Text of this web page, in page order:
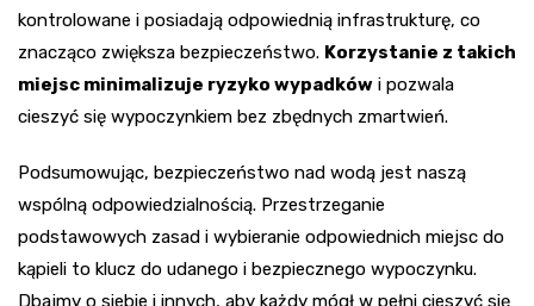
kontrolowane i posiadają odpowiednią infrastrukturę, co
znacząco zwiększa bezpieczeństwo. Korzystanie z takich
miejsc minimalizuje ryzyko wypadków i pozwala
cieszyć się wypoczynkiem bez zbędnych zmartwień.
Podsumowując, bezpieczeństwo nad wodą jest naszą
wspólną odpowiedzialnością. Przestrzeganie
podstawowych zasad i wybieranie odpowiednich miejsc do
kąpieli to klucz do udanego i bezpiecznego wypoczynku.
Dbajmy o siebie i innych, aby każdy mógł w pełni cieszyć się